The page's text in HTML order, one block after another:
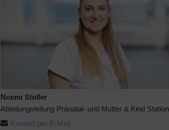
Noemi Stoller
Abteilungsleitung Pränatal- und Mutter & Kind Station
Kontakt per E-Mail